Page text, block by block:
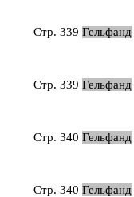
Стр. 339 Гельфанд
Стр. 339 Гельфанд
Стр. 340 Гельфанд
Стр. 340 Гельфанд